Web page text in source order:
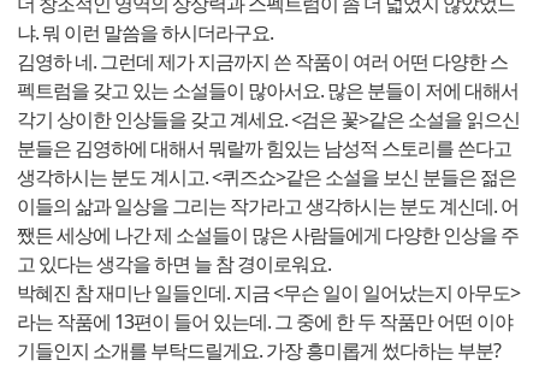
냐. 뭐 이런 말씀을 하시더라구요.
김영하 네. 그런데 제가 지금까지 쓴 작품이 여러 어떤 다양한 스
펙트럼을 갖고 있는 소설들이 많아서요. 많은 분들이 저에 대해서
각기 상이한 인상들을 갖고 계세요. <검은 꽃>같은 소설을 읽으신
분들은 김영하에 대해서 뭐랄까 힘있는 남성적 스토리를 쓴다고
생각하시는 분도 계시고. <퀴즈쇼>같은 소설을 보신 분들은 젊은
이들의 삶과 일상을 그리는 작가라고 생각하시는 분도 계신데. 어
쨌든 세상에 나간 제 소설들이 많은 사람들에게 다양한 인상을 주
고 있다는 생각을 하면 늘 참 경이로워요.
박혜진 참 재미난 일들인데. 지금 <무슨 일이 일어났는지 아무도>
라는 작품에 13편이 들어 있는데. 그 중에 한 두 작품만 어떤 이야
기들인지 소개를 부탁드릴게요. 가장 흥미롭게 썼다하는 부분?